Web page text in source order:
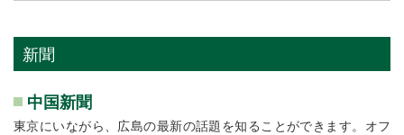
新聞
中国新聞
東京にいながら、広島の最新の話題を知ることができます。オフ